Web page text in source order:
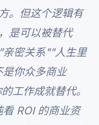
。但这个逻辑有
是可以被替代
亲密关系""人生里
你众多商业
工作成就替代。
ROI 的商业资